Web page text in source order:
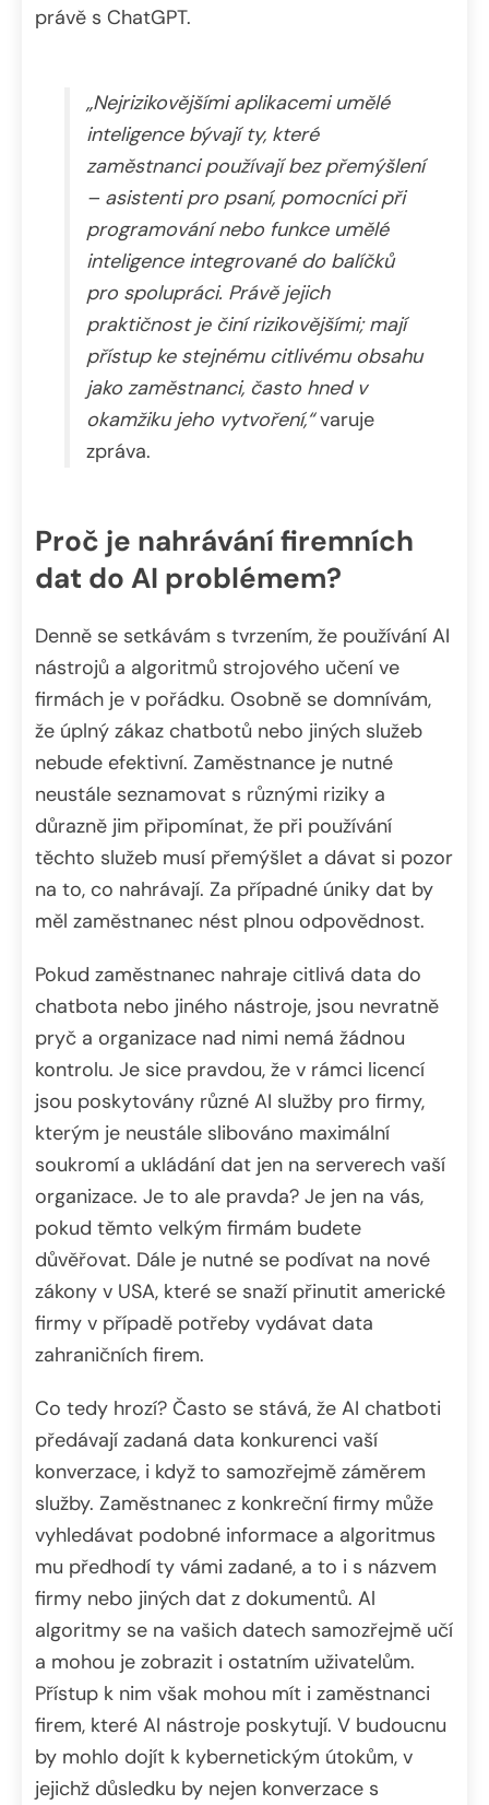
právě s ChatGPT.
„Nejrizikovějšími aplikacemi umělé
inteligence bývají ty, které
zaměstnanci používají bez přemýšlení
– asistenti pro psaní, pomocníci při
programování nebo funkce umělé
inteligence integrované do balíčků
pro spolupráci. Právě jejich
praktičnost je činí rizikovějšími; mají
přístup ke stejnému citlivému obsahu
jako zaměstnanci, často hned v
okamžiku jeho vytvoření,“varuje
zpráva.
Proč je nahrávání firemních
dat do AI problémem?
Denně se setkávám s tvrzením, že používání AI
nástrojů a algoritmů strojového učení ve
firmách je v pořádku. Osobně se domnívám,
že úplný zákaz chatbotů nebo jiných služeb
nebude efektivní. Zaměstnance je nutné
neustále seznamovat s různými riziky a
důrazně jim připomínat, že při používání
těchto služeb musí přemýšlet a dávat si pozor
na to, co nahrávají. Za případné úniky dat by
měl zaměstnanec nést plnou odpovědnost.
Pokud zaměstnanec nahraje citlivá data do
chatbota nebo jiného nástroje, jsou nevratně
pryč a organizace nad nimi nemá žádnou
kontrolu. Je sice pravdou, že v rámci licencí
jsou poskytovány různé AI služby pro firmy,
kterým je neustále slibováno maximální
soukromí a ukládání dat jen na serverech vaší
organizace. Je to ale pravda? Je jen na vás,
pokud těmto velkým firmám budete
důvěřovat. Dále je nutné se podívat na nové
zákony v USA, které se snaží přinutit americké
firmy v případě potřeby vydávat data
zahraničních firem.
Co tedy hrozí? Často se stává, že AI chatboti
předávají zadaná data konkurenci vaší
konverzace, i když to samozřejmě záměrem
služby. Zaměstnanec z konkreční firmy může
vyhledávat podobné informace a algoritmus
mu předhodí ty vámi zadané, a to i s názvem
firmy nebo jiných dat z dokumentů. Al
algoritmy se na vašich datech samozřejmě učí
a mohou je zobrazit i ostatním uživatelům.
Přístup k nim však mohou mít i zaměstnanci
firem, které AI nástroje poskytují. V budoucnu
by mohlo dojít k kybernetickým útokům, v
jejichž důsledku by nejen konverzace s